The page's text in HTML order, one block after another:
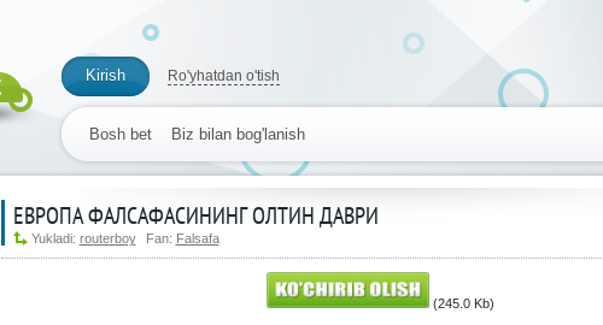
Kirish Ro'yhatdan o'tish
Bosh bet Biz bilan bog'lanish
ЕВРОПА ФАЛСАФАСИНИНГ ОЛТИН ДАВРИ
Yukladi: routerboy Fan: Falsafa
(245.0 Kb)